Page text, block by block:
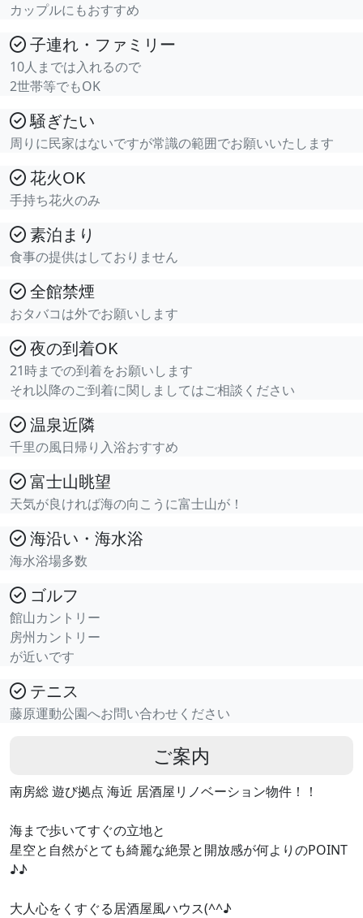
カップルにもおすすめ
子連れ・ファミリー
10人までは入れるので
2世帯等でもOK
騒ぎたい
周りに民家はないですが常識の範囲でお願いいたします
花火OK
手持ち花火のみ
素泊まり
食事の提供はしておりません
全館禁煙
おタバコは外でお願いします
夜の到着OK
21時までの到着をお願いします
それ以降のご到着に関しましてはご相談ください
温泉近隣
千里の風日帰り入浴おすすめ
富士山眺望
天気が良ければ海の向こうに富士山が！
海沿い・海水浴
海水浴場多数
ゴルフ
館山カントリー
房州カントリー
が近いです
テニス
藤原運動公園へお問い合わせください
ご案内
南房総 遊び拠点 海近 居酒屋リノベーション物件！！
海まで歩いてすぐの立地と
星空と自然がとても綺麗な絶景と開放感が何よりのPOINT
♪♪
大人心をくすぐる居酒屋風ハウス(^^♪